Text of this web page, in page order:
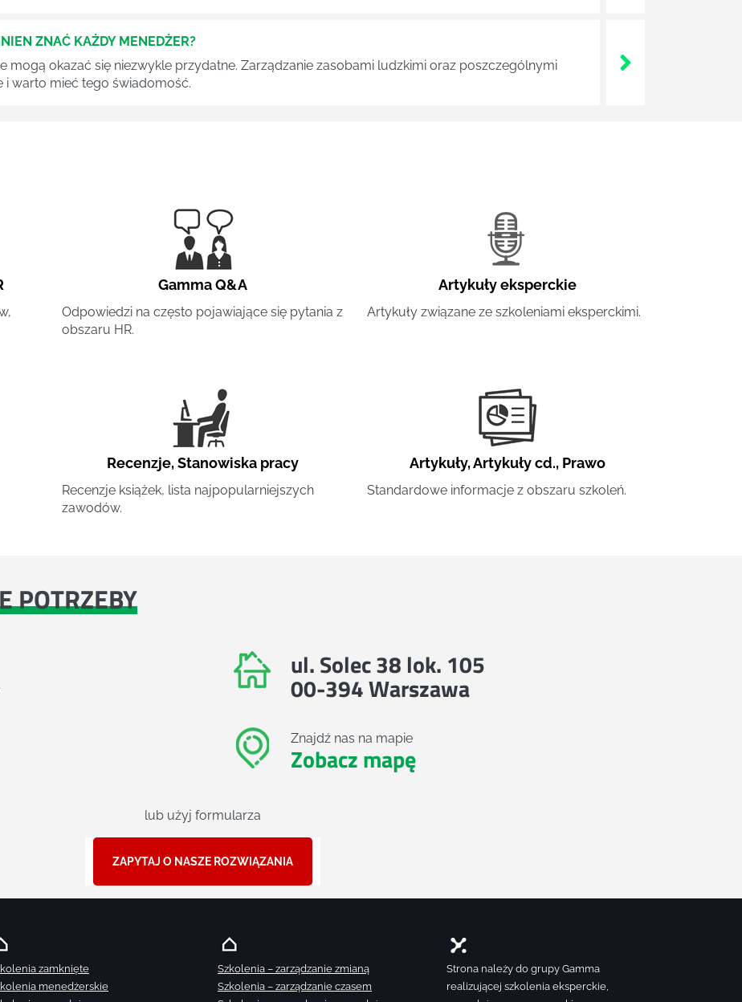
ZNAĆ KAŻDY MENEDŻER?
mogą okazać się niezwykle przydatne. Zarządzanie zasobami ludzkimi oraz poszczególnymi
i warto mieć tego świadomość.
Gamma Q&A
Odpowiedzi na często pojawiające się pytania z
obszaru HR.
Artykuły eksperckie
Artykuły związane ze szkoleniami eksperckimi.
Recenzje,Stanowiska pracy
Recenzje książek, lista najpopularniejszych
zawodów.
Artykuły,Artykuły cd., Prawo
Standardowe informacje z obszaru szkoleń.
POTRZEBY
ul. Solec 38 lok. 105
00-394 Warszawa
Znajdź nas na mapie
Zobacz mapę
lub użyj formularza
ZAPYTAJ O NASZE ROZWIĄZANIA
zamknięte
menedżerskie
Szkolenia – zarządzanie zmianą
Szkolenia – zarządzanie czasem
Strona należy do grupy Gamma
realizującej szkolenia eksperckie,